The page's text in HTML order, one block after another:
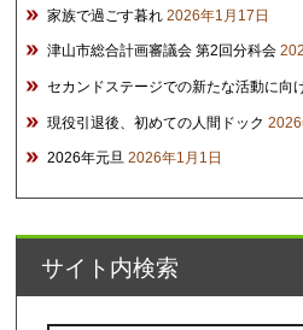
家族で過ごす暮れ 2026年1月17日
津山市総合計画審議会 第2回分科会
セカンドステージでの新たな活動に向
現役引退後、初めての人間ドック
2026年元旦 2026年1月1日
サイト内検索